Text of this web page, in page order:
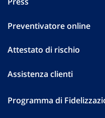
Preventivatore online
Attestato di rischio
Assistenza clienti
Programma di